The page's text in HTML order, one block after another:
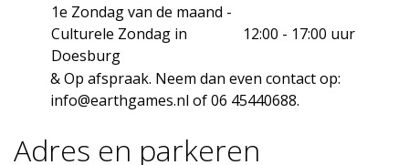
1e Zondag van de maand -
Culturele Zondag in
Doesburg
12:00 - 17:00 uur
& Op afspraak. Neem dan even contact op:
info@earthgames.nl of 06 45440688.
Adres en parkeren